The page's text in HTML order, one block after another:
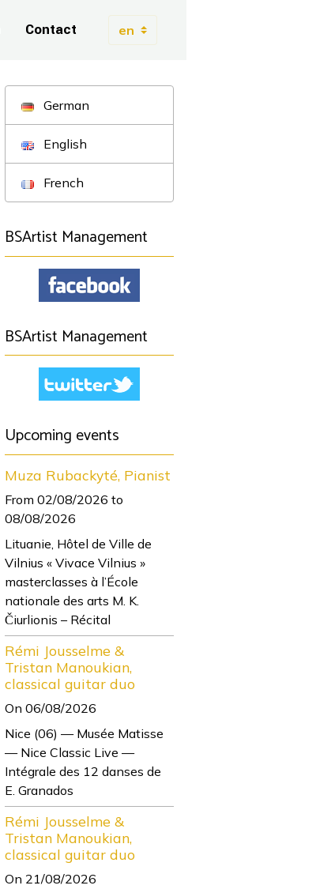
Contact
German
English
French
BSArtist Management
BSArtist Management
Upcoming events
Muza Rubackyté, Pianist
From 02/08/2026 to
08/08/2026
Lituanie, Hôtel de Ville de
Vilnius « Vivace Vilnius »
masterclasses à l’École
nationale des arts M. K.
Čiurlionis – Récital
Rémi Jousselme &
Tristan Manoukian,
classical guitar duo
On 06/08/2026
Nice (06) — Musée Matisse
— Nice Classic Live —
Intégrale des 12 danses de
E. Granados
Rémi Jousselme &
Tristan Manoukian,
classical guitar duo
On 21/08/2026